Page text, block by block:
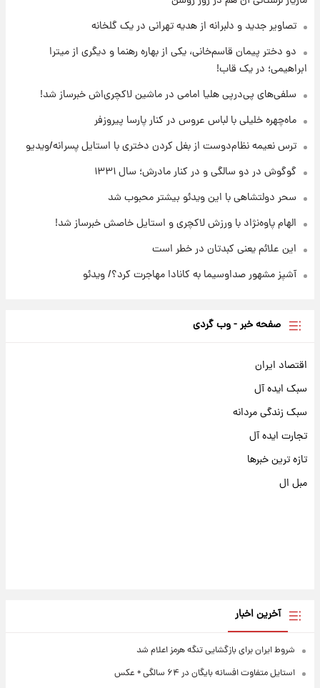
با قدرتمندترین و بادوام ترین تانک جهان آشنا
شوید+ فیلم
+جدول
۱۳ ساعت پیش
قیمت محصولات ایران‌خودرو و سایپا امروز شنبه
تصاویر جدید و دلبرانه از هدیه تهرانی در یک گلخانه
دو دختر پیمان قاسم‌خانی، یکی از بهاره رهنما و دیگری از میترا
ابراهیمی؛ در یک قاب!
سلفی‌های پی‌درپی هلیا امامی در ماشین لاکچری‌اش خبرساز شد!
ماه‌چهره خلیلی با لباس عروس در کنار پارسا پیروزفر
ترس نعیمه نظام‌دوست از بغل کردن دختری با استایل پسرانه/ویدیو
گوگوش در دو سالگی و در کنار مادرش؛ سال ۱۳۳۱
سحر دولتشاهی با این ویدئو بیشتر محبوب شد
الهام پاوه‌نژاد با ورزش لاکچری و استایل خاصش خبرساز شد!
این علائم یعنی کبدتان در خطر است
آشپز مشهور صداوسیما به کانادا مهاجرت کرد؟/ ویدئو
صفحه خبر - وب گردی
اقتصاد ایران
سبک ایده آل
سبک زندگی مردانه
تجارت ایده آل
تازه ترین خبرها
مبل ال
آخرین اخبار
شروط ایران برای بازگشایی تنگه هرمز اعلام شد
استایل متفاوت افسانه بایگان در ۶۴ سالگی + عکس